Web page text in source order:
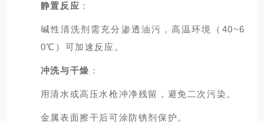
静置反应 ：
碱性清洗剂需充分渗透油污，高温环境（40~6
0℃）可加速反应。
冲洗与干燥 ：
用清水或高压水枪冲净残留，避免二次污染。
金属表面擦干后可涂防锈剂保护。